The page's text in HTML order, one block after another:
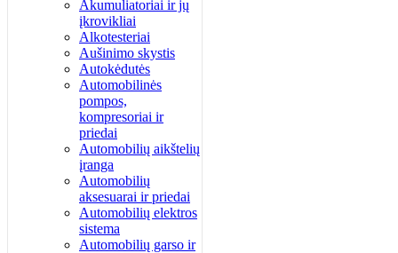
Akumuliatoriai ir jų
įkrovikliai
Alkotesteriai
Aušinimo skystis
Autokėdutės
Automobilinės
pompos,
kompresoriai ir
priedai
Automobilių aikštelių
įranga
Automobilių
aksesuarai ir priedai
Automobilių elektros
sistema
Automobilių garso ir